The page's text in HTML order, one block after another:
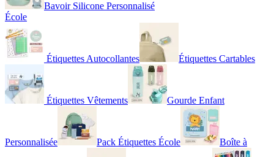
Bavoir Silicone Personnalisé
École
Étiquettes Autocollantes Étiquettes Cartables
Étiquettes Vêtements Gourde Enfant
Personnalisée Pack Étiquettes École Boîte à